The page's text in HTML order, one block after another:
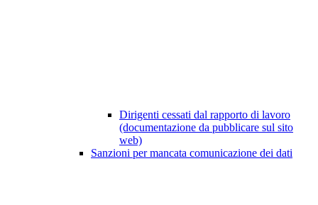
Dirigenti cessati dal rapporto di lavoro
(documentazione da pubblicare sul sito
web)
Sanzioni per mancata comunicazione dei dati